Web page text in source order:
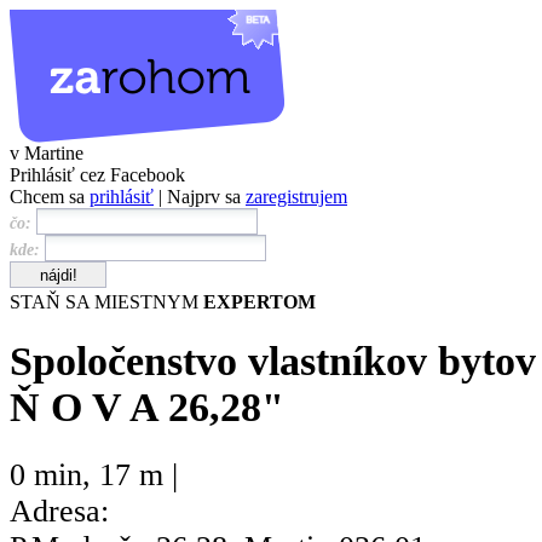
v Martine
Prihlásiť cez Facebook
Chcem sa prihlásiť | Najprv sa zaregistrujem
čo:
kde:
STAŇ SA MIESTNYM EXPERTOM
Spoločenstvo vlastníkov
Ň O V A 26,28"
0 min, 17 m |
Adresa: